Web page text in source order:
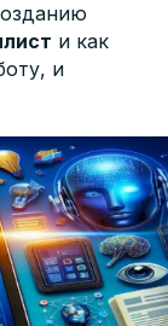
и как
и